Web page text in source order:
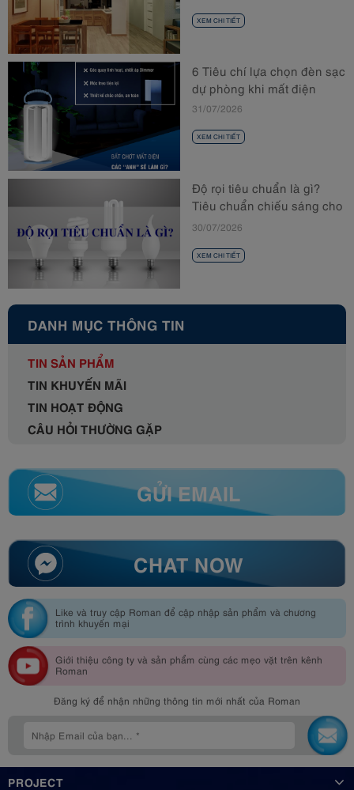
XEM CHI TIẾT
6 Tiêu chí lựa chọn đèn sạc
dự phòng khi mất điện
31/07/2026
XEM CHI TIẾT
Độ rọi tiêu chuẩn là gì?
Tiêu chuẩn chiếu sáng cho
từng không gian
30/07/2026
XEM CHI TIẾT
DANH MỤC THÔNG TIN
TIN SẢN PHẨM
TIN KHUYẾN MÃI
TIN HOẠT ĐỘNG
CÂU HỎI THƯỜNG GẶP
GỬI EMAIL
CHAT NOW
Like và truy cập Roman để cập nhập sản phẩm và chương
trình khuyến mại
Giới thiệu công ty và sản phẩm cùng các mẹo vặt trên kênh
Roman
Đăng ký để nhận những thông tin mới nhất của Roman
PROJECT